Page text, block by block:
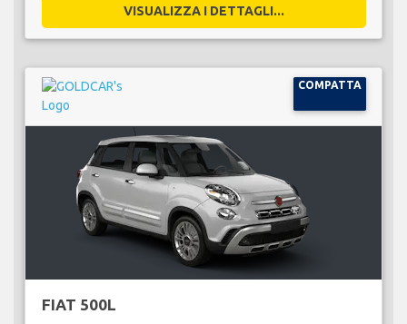
VISUALIZZA I DETTAGLI...
COMPATTA
FIAT 500L